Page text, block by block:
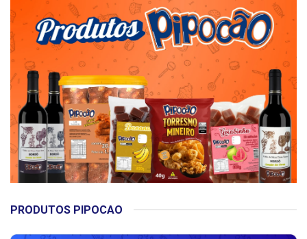
PRODUTOS PIPOCAO